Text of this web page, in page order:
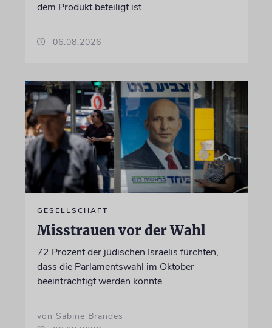
dem Produkt beteiligt ist
06.08.2026
GESELLSCHAFT
Misstrauen vor der Wahl
72 Prozent der jüdischen Israelis fürchten,
dass die Parlamentswahl im Oktober
beeinträchtigt werden könnte
von Sabine Brandes